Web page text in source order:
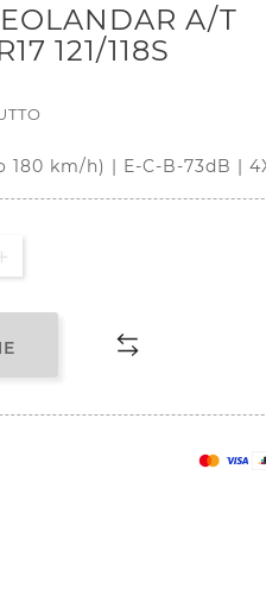
A/T
121/118S
180 km/h) | E-C-B-73dB |